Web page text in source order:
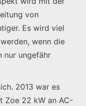
von
Es wird viel
wenn die
nur ungefähr
2013 war es
Zoe 22 kW an AC-